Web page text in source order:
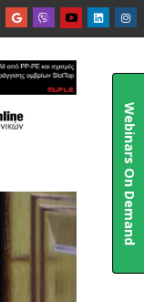

Webinars On Demand